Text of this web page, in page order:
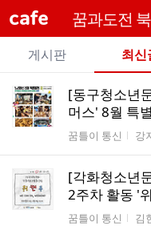
cafe
카
페
뉴
게시판 최신
전
체
글
스
[동구청소년
머스' 8월 특
게시판명
꿈틀이 통신 작
강
[각화청소년
2주차 활동 '
게시판명
꿈틀이 통신 작
김